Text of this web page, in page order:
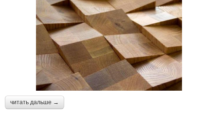
читать дальше →